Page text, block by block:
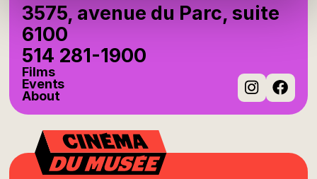
3575, avenue du Parc, suite
6100
514 281-1900
Films
Events
About